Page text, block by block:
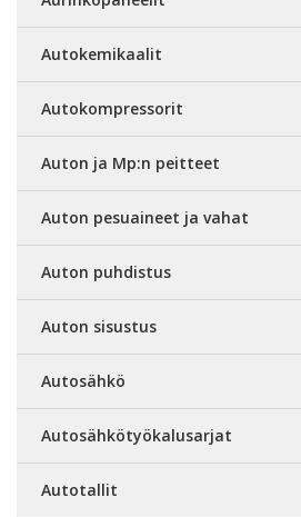
Autokemikaalit
Autokompressorit
Auton ja Mp:n peitteet
Auton pesuaineet ja vahat
Auton puhdistus
Auton sisustus
Autosähkö
Autosähkötyökalusarjat
Autotallit